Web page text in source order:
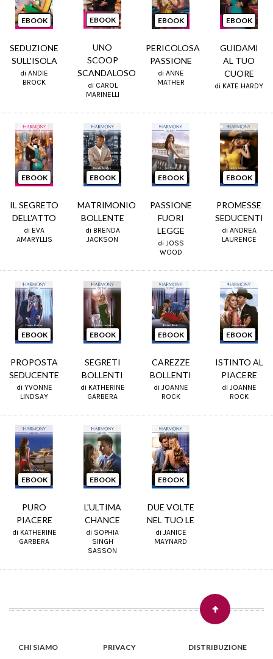
EBOOK
SEDUZIONE
SULL'ISOLA
di ANDIE
BROCK
EBOOK
UNO
SCOOP
SCANDALOSO
di CAROL
MARINELLI
EBOOK
PERICOLOSA
PASSIONE
di ANNE
MATHER
EBOOK
GUIDAMI
AL TUO
CUORE
di KATE HARDY
EBOOK
IL SEGRETO
DELL'ATTO
di EVA
AMARYLLIS
EBOOK
MATRIMONIO
BOLLENTE
di BRENDA
JACKSON
EBOOK
PASSIONE
FUORI
LEGGE
di JOSS
WOOD
EBOOK
PROMESSE
SEDUCENTI
di ANDREA
LAURENCE
EBOOK
PROPOSTA
SEDUCENTE
di YVONNE
LINDSAY
EBOOK
SEGRETI
BOLLENTI
di KATHERINE
GARBERA
EBOOK
CAREZZE
BOLLENTI
di JOANNE
ROCK
EBOOK
ISTINTO AL
PIACERE
di JOANNE
ROCK
EBOOK
PURO
PIACERE
di KATHERINE
GARBERA
EBOOK
L'ULTIMA
CHANCE
di SOPHIA
SINGH
SASSON
EBOOK
DUE VOLTE
NEL TUO LE
di JANICE
MAYNARD
CHI SIAMO
PRIVACY
DISTRIBUZIONE